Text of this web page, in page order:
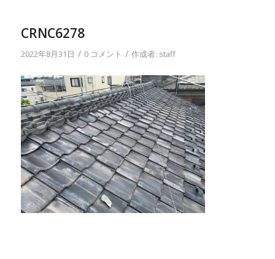
CRNC6278
2022年8月31日 / 0 コメント / 作成者: staff